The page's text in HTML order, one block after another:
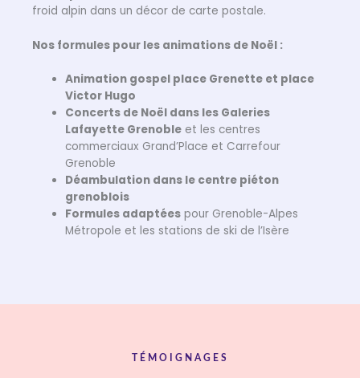
froid alpin dans un décor de carte postale.
Nos formules pour les animations de Noël :
Animation gospel place Grenette et place
Victor Hugo
Concerts de Noël dans les Galeries
Lafayette Grenoble et les centres
commerciaux Grand’Place et Carrefour
Grenoble
Déambulation dans le centre piéton
grenoblois
Formules adaptées pour Grenoble-Alpes
Métropole et les stations de ski de l’Isère
TÉMOIGNAGES